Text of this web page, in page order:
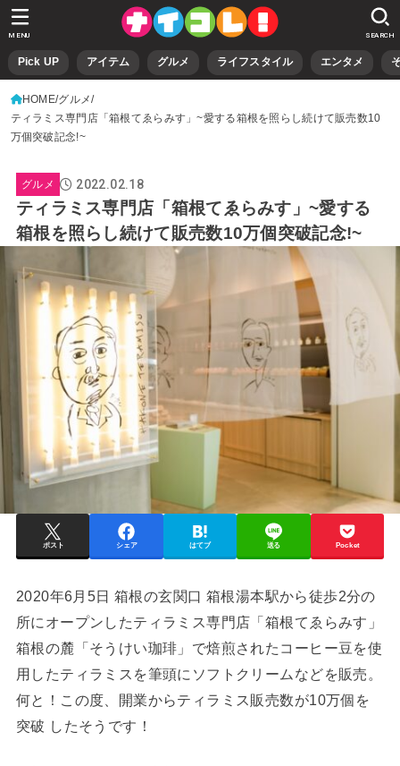
Pick UP アイテム グルメ ライフスタイル エンタメ
SEARCH
MENU
HOME グルメ
ティラミス専門店「箱根てゑらみす」~愛する箱根を照らし続けて販売数10
万個突破記念!~
グルメ 2022.02.18
ティラミス専門店「箱根てゑらみす」~愛する
箱根を照らし続けて販売数10万個突破記念!~
ポスト シェア はてブ 送る Pocket
2020年6月5日 箱根の玄関口 箱根湯本駅から徒歩2分の
所にオープンしたティラミス専門店「箱根てゑらみす」
箱根の麓「そうけい珈琲」で焙煎されたコーヒー豆を使
用したティラミスを筆頭にソフトクリームなどを販売。
何と！この度、開業からティラミス販売数が10万個を
突破 したそうです！